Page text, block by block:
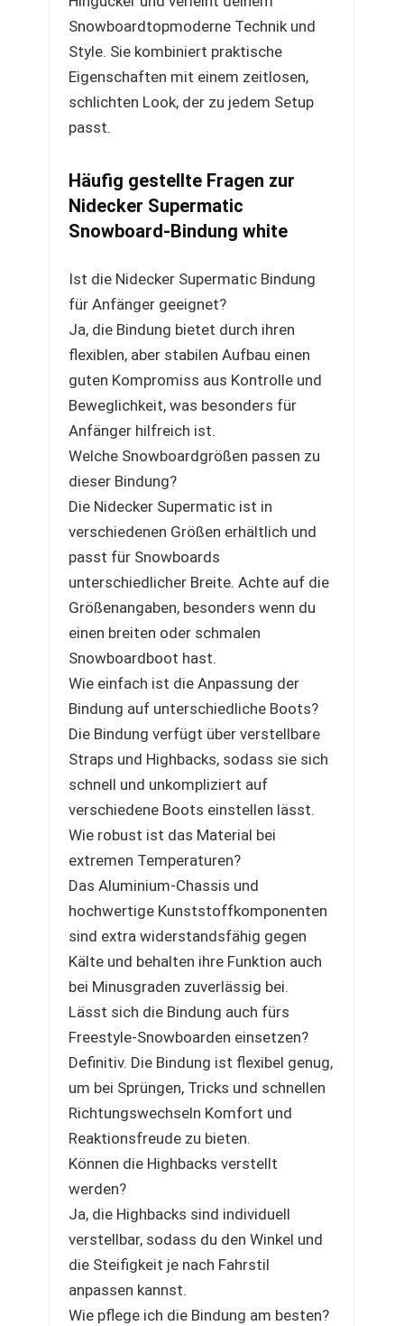
Snowboardtopmoderne Technik und
Style. Sie kombiniert praktische
Eigenschaften mit einem zeitlosen,
schlichten Look, der zu jedem Setup
passt.
Häufig gestellte Fragen zur
Nidecker Supermatic
Snowboard-Bindung white
Ist die Nidecker Supermatic Bindung
für Anfänger geeignet?
Ja, die Bindung bietet durch ihren
flexiblen, aber stabilen Aufbau einen
guten Kompromiss aus Kontrolle und
Beweglichkeit, was besonders für
Anfänger hilfreich ist.
Welche Snowboardgrößen passen zu
dieser Bindung?
Die Nidecker Supermatic ist in
verschiedenen Größen erhältlich und
passt für Snowboards
unterschiedlicher Breite. Achte auf die
Größenangaben, besonders wenn du
einen breiten oder schmalen
Snowboardboot hast.
Wie einfach ist die Anpassung der
Bindung auf unterschiedliche Boots?
Die Bindung verfügt über verstellbare
Straps und Highbacks, sodass sie sich
schnell und unkompliziert auf
verschiedene Boots einstellen lässt.
Wie robust ist das Material bei
extremen Temperaturen?
Das Aluminium-Chassis und
hochwertige Kunststoffkomponenten
sind extra widerstandsfähig gegen
Kälte und behalten ihre Funktion auch
bei Minusgraden zuverlässig bei.
Lässt sich die Bindung auch fürs
Freestyle-Snowboarden einsetzen?
Definitiv. Die Bindung ist flexibel genug,
um bei Sprüngen, Tricks und schnellen
Richtungswechseln Komfort und
Reaktionsfreude zu bieten.
Können die Highbacks verstellt
werden?
Ja, die Highbacks sind individuell
verstellbar, sodass du den Winkel und
die Steifigkeit je nach Fahrstil
anpassen kannst.
Wie pflege ich die Bindung am besten?